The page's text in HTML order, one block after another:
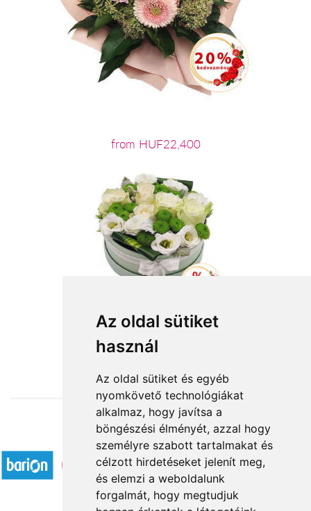
Az oldal sütiket
használ
Az oldal sütiket és egyéb
nyomkövető technológiákat
alkalmaz, hogy javítsa a
böngészési élményét, azzal hogy
személyre szabott tartalmakat és
célzott hirdetéseket jelenít meg,
és elemzi a weboldalunk
forgalmát, hogy megtudjuk
from HUF22,400
from HUF24,960
Accepted payment methods